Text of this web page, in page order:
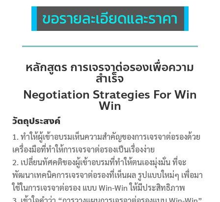
หลักสูตร การเจรจาต่อรองเพื่อความ
สำเร็จ
Negotiation Strategies For Win
Win
วัตถุประสงค์
ทำให้ผู้เข้าอบรมเห็นความสำคัญของการเจรจาต่อรองด้วย
เครื่องมือที่ทำให้การเจรจาต่อรองเป็นเรื่องง่าย
เปลี่ยนทัศคติของผู้เข้าอบรมที่ทำให้ตนเองมุ่งมั่น ที่จะ
พัฒนาเทคนิคการเจรจาต่อรองที่เห็นผล รูปแบบใหม่ๆ เพื่อมา
ใช้ในการเจรจาต่อรอง แบบ Win-Win ให้มีประสิทธิภาพ